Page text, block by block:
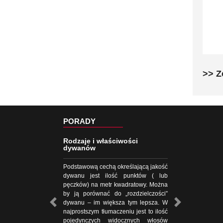
>>
PORADY
Rodzaje i właściwości
dywanów
Podstawową cechą określającą jakość
dywanu jest ilość punktów ( lub
pęczków) na metr kwadratowy. Można
by ją porównać do „rozdzielczości”
dywanu – im większa tym lepsza. W
najprostszym tłumaczeniu jest to ilość
pojedynczych widocznych włosów